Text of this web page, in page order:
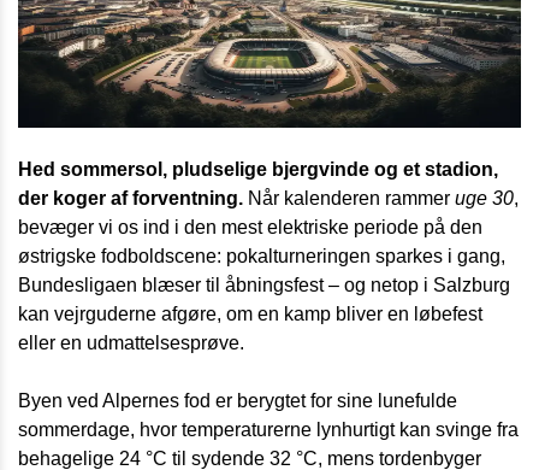
Hed sommersol, pludselige bjergvinde og et stadion,
der koger af forventning. Når kalenderen rammer uge 30,
bevæger vi os ind i den mest elektriske periode på den
østrigske fodboldscene: pokalturneringen sparkes i gang,
Bundesligaen blæser til åbningsfest – og netop i Salzburg
kan vejrguderne afgøre, om en kamp bliver en løbefest
eller en udmattelsesprøve.
Byen ved Alpernes fod er berygtet for sine lunefulde
sommerdage, hvor temperaturerne lynhurtigt kan svinge fra
behagelige 24 °C til sydende 32 °C, mens tordenbyger